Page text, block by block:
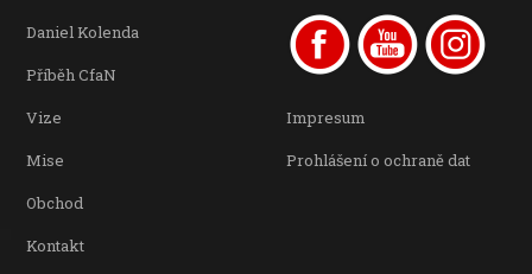
Daniel Kolenda
Příběh CfaN
Vize
Mise
Obchod
Kontakt
Impresum
Prohlášení o ochraně dat